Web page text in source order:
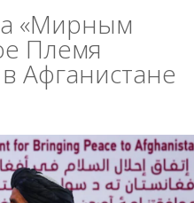
«Мирным
Племя
Афганистане